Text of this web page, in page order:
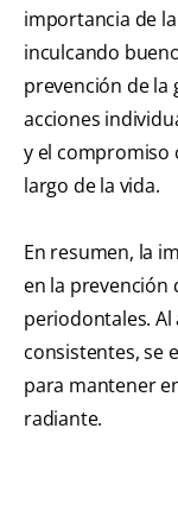
importancia de
inculcando
prevención de la
acciones
y el compromiso
largo de la vida.
En resumen, la
en la prevención
periodontales.
consistentes, se
para mantener
radiante.